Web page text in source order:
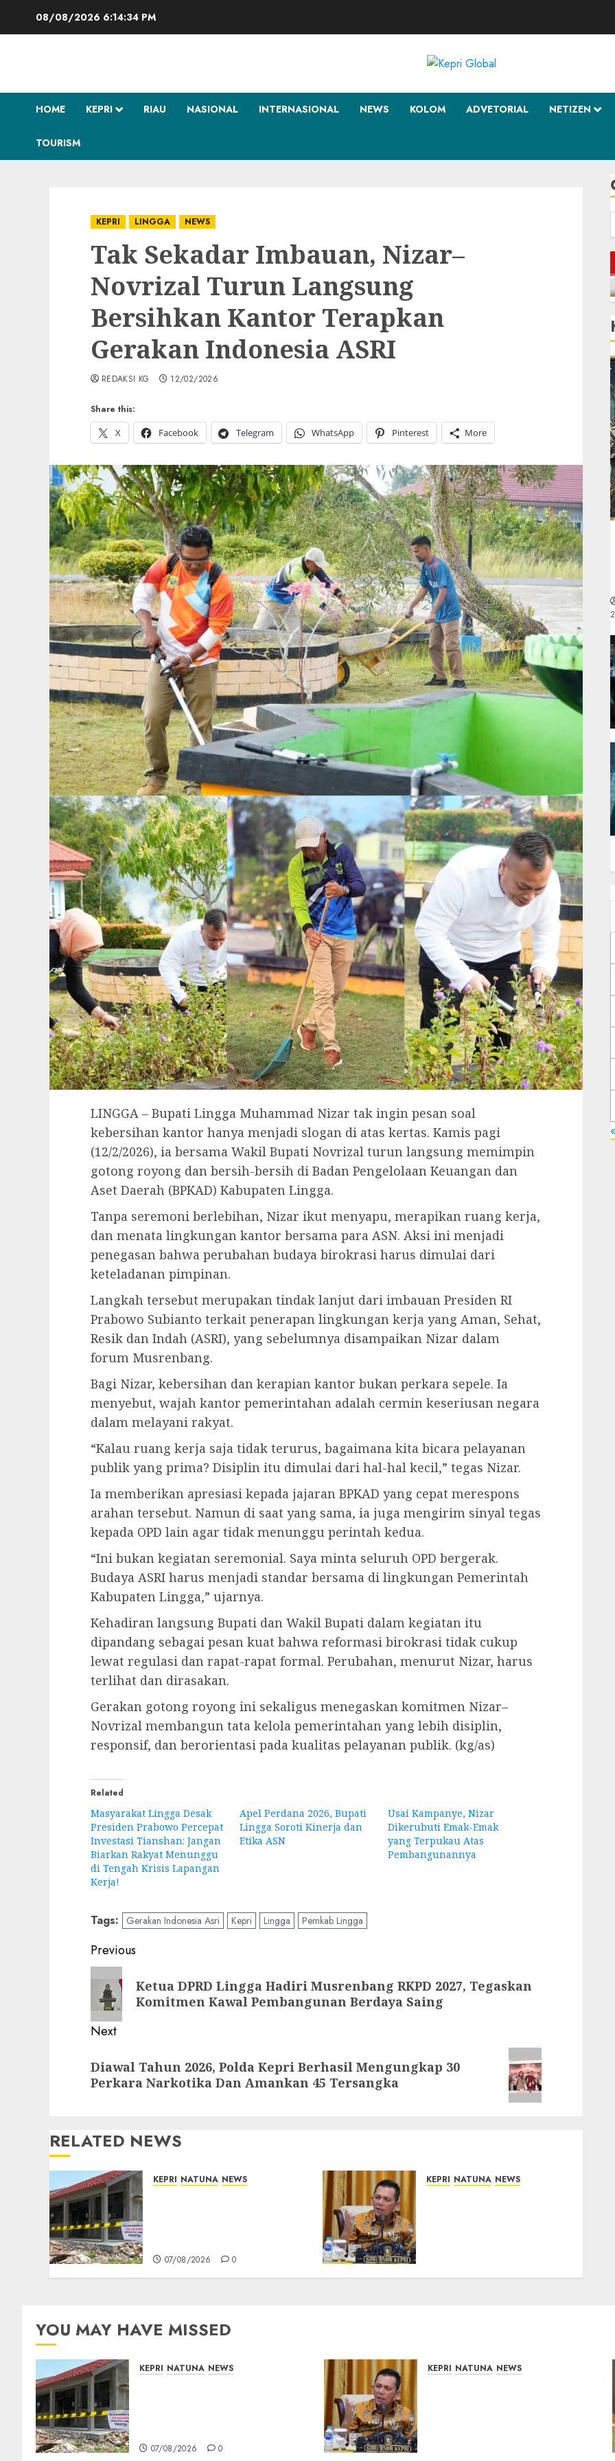
08/08/2026 6:14:35 PM
HOME KEPRI RIAU NASIONAL INTERNASIONAL NEWS KOLOM ADVETORIAL NETIZEN
TOURISM
KEPRI LINGGA NEWS
Tak Sekadar Imbauan, Nizar–
Novrizal Turun Langsung
Bersihkan Kantor Terapkan
Gerakan Indonesia ASRI
Share this:
X
Facebook Telegram WhatsApp Pinterest More
REDAKSI KG 12/02/2026
LINGGA – Bupati Lingga Muhammad Nizar tak ingin pesan soal
kebersihan kantor hanya menjadi slogan di atas kertas. Kamis pagi
(12/2/2026), ia bersama Wakil Bupati Novrizal turun langsung memimpin
gotong royong dan bersih-bersih di Badan Pengelolaan Keuangan dan
Aset Daerah (BPKAD) Kabupaten Lingga.
Tanpa seremoni berlebihan, Nizar ikut menyapu, merapikan ruang kerja,
dan menata lingkungan kantor bersama para ASN. Aksi ini menjadi
penegasan bahwa perubahan budaya birokrasi harus dimulai dari
keteladanan pimpinan.
Langkah tersebut merupakan tindak lanjut dari imbauan Presiden RI
Prabowo Subianto terkait penerapan lingkungan kerja yang Aman, Sehat,
Resik dan Indah (ASRI), yang sebelumnya disampaikan Nizar dalam
forum Musrenbang.
Bagi Nizar, kebersihan dan kerapian kantor bukan perkara sepele. Ia
menyebut, wajah kantor pemerintahan adalah cermin keseriusan negara
dalam melayani rakyat.
“Kalau ruang kerja saja tidak terurus, bagaimana kita bicara pelayanan
publik yang prima? Disiplin itu dimulai dari hal-hal kecil,” tegas Nizar.
Ia memberikan apresiasi kepada jajaran BPKAD yang cepat merespons
arahan tersebut. Namun di saat yang sama, ia juga mengirim sinyal tegas
kepada OPD lain agar tidak menunggu perintah kedua.
“Ini bukan kegiatan seremonial. Saya minta seluruh OPD bergerak.
Budaya ASRI harus menjadi standar bersama di lingkungan Pemerintah
Kabupaten Lingga,” ujarnya.
Kehadiran langsung Bupati dan Wakil Bupati dalam kegiatan itu
dipandang sebagai pesan kuat bahwa reformasi birokrasi tidak cukup
lewat regulasi dan rapat-rapat formal. Perubahan, menurut Nizar, harus
terlihat dan dirasakan.
Gerakan gotong royong ini sekaligus menegaskan komitmen Nizar–
Novrizal membangun tata kelola pemerintahan yang lebih disiplin,
responsif, dan berorientasi pada kualitas pelayanan publik. (kg/as)
Related
Masyarakat Lingga Desak
Presiden Prabowo Percepat
Investasi Tianshan: Jangan
Biarkan Rakyat Menunggu
di Tengah Krisis Lapangan
Kerja!
Apel Perdana 2026, Bupati
Lingga Soroti Kinerja dan
Etika ASN
Usai Kampanye, Nizar
Dikerubuti Emak-Emak
yang Terpukau Atas
Pembangunannya
Tags: Gerakan Indonesia Asri Kepri Lingga Pemkab Lingga
Post
navigation
Previous
Previous
post:
Ketua DPRD Lingga Hadiri Musrenbang RKPD 2027, Tegaskan
Komitmen Kawal Pembangunan Berdaya Saing
Next
post:
Diawal Tahun 2026, Polda Kepri Berhasil Mengungkap 30
Perkara Narkotika Dan Amankan 45 Tersangka
RELATED NEWS
KEPRI NATUNA NEWS
07/08/2026 0
KEPRI NATUNA NEWS
07/08/2026 0
YOU MAY HAVE MISSED
KEPRI NATUNA NEWS
07/08/2026 0
KEPRI NATUNA NEWS